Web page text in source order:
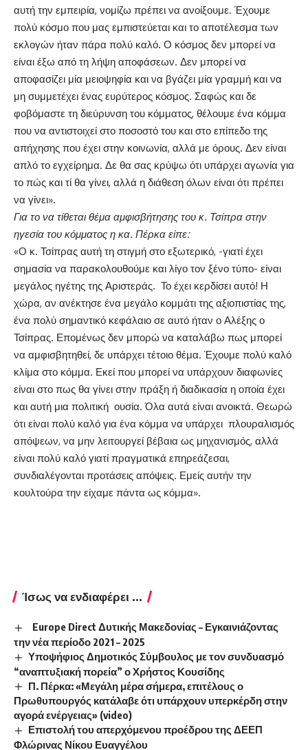
αυτή την εμπειρία, νομίζω πρέπει να ανοίξουμε. Έχουμε
πολύ κόσμο που μας εμπιστεύεται και το αποτέλεσμα των
εκλογών ήταν πάρα πολύ καλό. Ο κόσμος δεν μπορεί να
είναι έξω από τη λήψη αποφάσεων. Δεν μπορεί να
αποφασίζει μία μειοψηφία και να βγάζει μία γραμμή και να
μη συμμετέχει ένας ευρύτερος κόσμος. Σαφώς και δε
φοβόμαστε τη διεύρυνση του κόμματος, θέλουμε ένα κόμμα
που να αντιστοιχεί στο ποσοστό του και στο επίπεδο της
απήχησης που έχει στην κοινωνία, αλλά με όρους. Δεν είναι
απλό το εγχείρημα. Δε θα σας κρύψω ότι υπάρχει αγωνία για
το πώς και τί θα γίνει, αλλά η διάθεση όλων είναι ότι πρέπει
να γίνει».
Για το να τίθεται θέμα αμφισβήτησης του κ. Τσίπρα στην
ηγεσία του κόμματος η κα. Πέρκα είπε:
«Ο κ. Τσίπρας αυτή τη στιγμή στο εξωτερικό, -γιατί έχει
σημασία να παρακολουθούμε και λίγο τον ξένο τύπο- είναι
μεγάλος ηγέτης της Αριστεράς. Το έχει κερδίσει αυτό! Η
χώρα, αν ανέκτησε ένα μεγάλο κομμάτι της αξιοπιστίας της,
ένα πολύ σημαντικό κεφάλαιο σε αυτό ήταν ο Αλέξης ο
Τσίπρας. Επομένως δεν μπορώ να καταλάβω πως μπορεί
να αμφισβητηθεί, δε υπάρχει τέτοιο θέμα. Έχουμε πολύ καλό
κλίμα στο κόμμα. Εκεί που μπορεί να υπάρχουν διαφωνίες
είναι στο πως θα γίνει στην πράξη ή διαδικασία η οποία έχει
και αυτή μια πολιτική ουσία. Όλα αυτά είναι ανοικτά. Θεωρώ
ότι είναι πολύ καλό για ένα κόμμα να υπάρχει πλουραλισμός
απόψεων, να μην λειτουργεί βέβαια ως μηχανισμός, αλλά
είναι πολύ καλό γιατί πραγματικά επηρεάζεσαι,
συνδιαλέγονται προτάσεις απόψεις. Εμείς αυτήν την
κουλτούρα την είχαμε πάντα ως κόμμα».
Ίσως να ενδιαφέρει ...
Europe Direct Δυτικής Μακεδονίας – Εγκαινιάζοντας
την νέα περίοδο 2021 – 2025
Υποψήφιος Δημοτικός Σύμβουλος με τον συνδυασμό
“αναπτυξιακή πορεία” ο Χρήστος Κουσίδης
Π. Πέρκα: «Μεγάλη μέρα σήμερα, επιτέλους ο
Πρωθυπουργός κατάλαβε ότι υπάρχουν υπερκέρδη στην
αγορά ενέργειας» (video)
Επιστολή του απερχόμενου προέδρου της ΔΕΕΠ
Φλώρινας Νίκου Ευαγγέλου